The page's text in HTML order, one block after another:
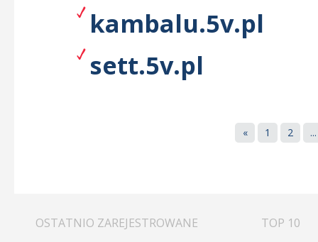
kambalu.5v.pl
sett.5v.pl
« 1 2 ...
OSTATNIO ZAREJESTROWANE TOP 10